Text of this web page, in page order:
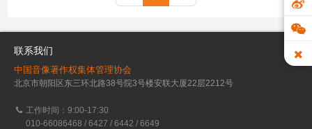
联系我们
中国音像著作权集体管理协会
北京市朝阳区东三环北路38号院3号楼安联大厦22层2212号
工作时间：9:00-17:30
010-66086468 / 6427 / 6442 / 6649